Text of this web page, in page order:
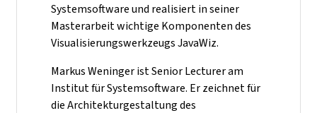
Systemsoftware und realisiert in seiner
Masterarbeit wichtige Komponenten des
Visualisierungswerkzeugs JavaWiz.
Markus Weninger ist Senior Lecturer am
Institut für Systemsoftware. Er zeichnet für
die Architekturgestaltung des